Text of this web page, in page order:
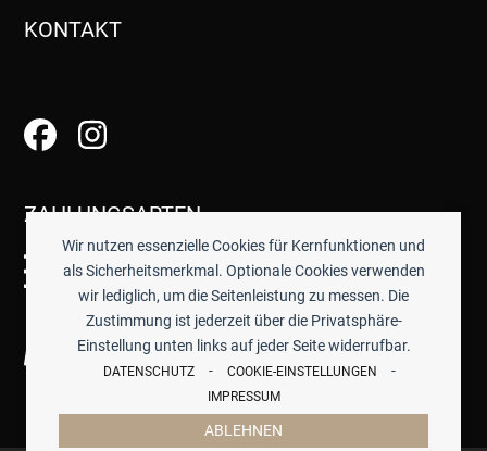
Wir nutzen essenzielle Cookies für Kernfunktionen und
als Sicherheitsmerkmal. Optionale Cookies verwenden
wir lediglich, um die Seitenleistung zu messen. Die
Zustimmung ist jederzeit über die Privatsphäre-
Einstellung unten links auf jeder Seite widerrufbar.
DATENSCHUTZ - COOKIE-EINSTELLUNGEN -
IMPRESSUM
ABLEHNEN
KONTAKT
ZAHLUNGSARTEN